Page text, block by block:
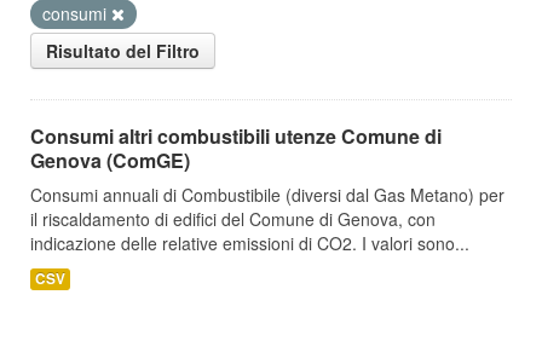
consumi
Risultato del Filtro
Consumi altri combustibili utenze Comune di
Genova (ComGE)
Consumi annuali di Combustibile (diversi dal Gas Metano) per
il riscaldamento di edifici del Comune di Genova, con
indicazione delle relative emissioni di CO2. I valori sono...
CSV